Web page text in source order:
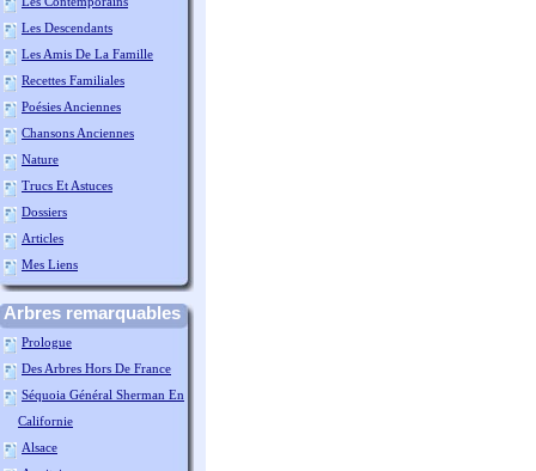
Les Descendants
Les Amis De La Famille
Recettes Familiales
Poésies Anciennes
Chansons Anciennes
Nature
Trucs Et Astuces
Dossiers
Articles
Mes Liens
Arbres remarquables
Prologue
Des Arbres Hors De France
Séquoia Général Sherman En
Californie
Alsace